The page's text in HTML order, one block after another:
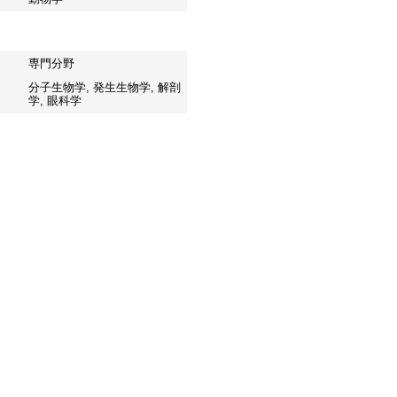
専門分野
分子生物学, 発生生物学, 解剖
学, 眼科学